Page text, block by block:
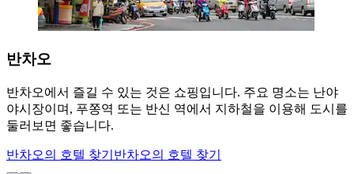
반차오
반차오에서 즐길 수 있는 것은 쇼핑입니다. 주요 명소는 난야
야시장이며, 푸쫑역 또는 반신 역에서 지하철을 이용해 도시를
둘러보면 좋습니다.
반차오의 호텔 찾기 반차오의 호텔 찾기